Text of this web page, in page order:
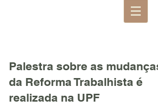
Palestra sobre as mudanças
da Reforma Trabalhista é
realizada na UPF